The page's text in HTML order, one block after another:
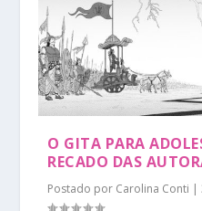
O GITA PARA
RECADO DAS
Postado por Carolina Conti |